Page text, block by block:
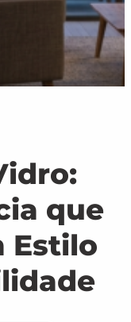
que
Estilo